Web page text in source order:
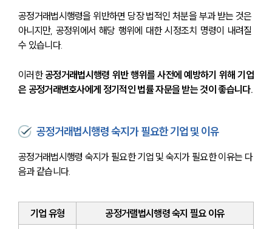
공정거래법시행령을 위반하면 당장 법적인 처분을 부과 받는 것은
아니지만, 공정위에서 해당 행위에 대한 시정조치 명령이 내려질
수 있습니다.
이러한 공정거래법시행령 위반 행위를 사전에 예방하기 위해 기업
은 공정거래변호사에게 정기적인 법률 자문을 받는 것이 좋습니다.
공정거래법시행령 숙지가 필요한 기업 및 이유
공정거래법시행령 숙지가 필요한 기업 및 숙지가 필요한 이유는 다
음과 같습니다.
기업 유형 공정거랠법시행령 숙지 필요 이유